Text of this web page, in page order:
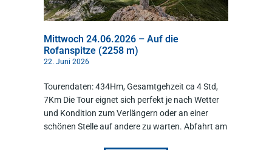
Mittwoch 24.06.2026 – Auf die
Rofanspitze (2258 m)
22. Juni 2026
Tourendaten: 434Hm, Gesamtgehzeit ca 4 Std,
7Km Die Tour eignet sich perfekt je nach Wetter
und Kondition zum Verlängern oder an einer
schönen Stelle auf andere zu warten. Abfahrt am